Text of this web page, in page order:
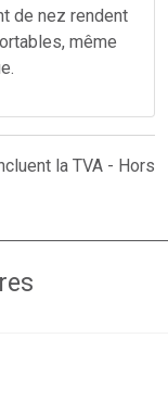
de nez rendent
même
la TVA - Hors